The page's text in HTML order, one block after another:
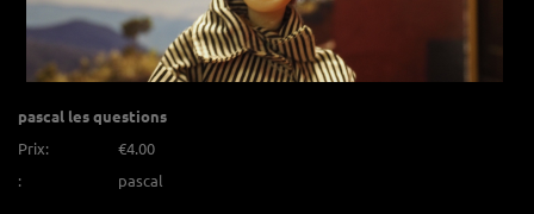
pascal les questions
Prix:
€4.00
:
pascal